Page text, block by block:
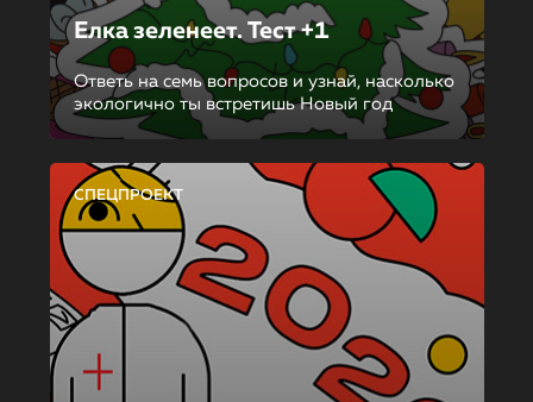
Елка зеленеет. Тест +1
Ответь на семь вопросов и узнай, насколько
экологично ты встретишь Новый год
СПЕЦПРОЕКТ